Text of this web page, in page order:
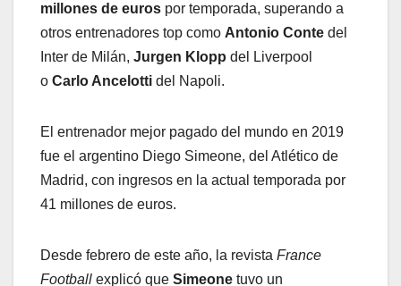
millones de euros por temporada, superando a
otros entrenadores top como Antonio Conte del
Inter de Milán, Jurgen Klopp del Liverpool
o Carlo Ancelotti del Napoli.
El entrenador mejor pagado del mundo en 2019
fue el argentino Diego Simeone, del Atlético de
Madrid, con ingresos en la actual temporada por
41 millones de euros.
Desde febrero de este año, la revista France
Football explicó que Simeone tuvo un